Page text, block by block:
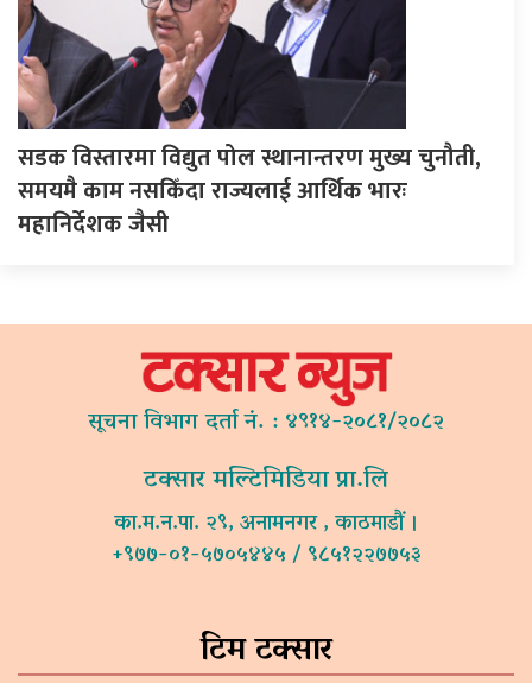
सडक विस्तारमा विद्युत पोल स्थानान्तरण मुख्य चुनौती,
समयमै काम नसकिँदा राज्यलाई आर्थिक भारः
महानिर्देशक जैसी
सूचना विभाग दर्ता नं. : ४९१४-२०८१/२०८२
टक्सार मल्टिमिडिया प्रा.लि
का.म.न.पा. २९, अनामनगर , काठमाडौं ।
+९७७-०१-५७०५४४५ / ९८५१२२७७५३
टिम टक्सार